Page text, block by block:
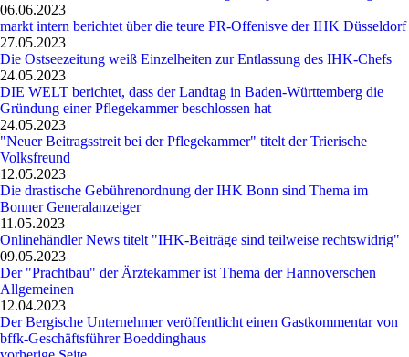
06.06.2023
markt intern berichtet über die teure PR-Offenisve der IHK Düsseldorf
27.05.2023
Die Ostseezeitung weiß Einzelheiten zur Entlassung des IHK-Chefs
24.05.2023
DIE WELT berichtet, dass der Landtag in Baden-Württemberg die
Gründung einer Pflegekammer beschlossen hat
24.05.2023
"Neuer Beitragsstreit bei der Pflegekammer" titelt der Trierische
Volksfreund
12.05.2023
Die drastische Gebührenordnung der IHK Bonn sind Thema im
Bonner Generalanzeiger
11.05.2023
Onlinehändler News titelt "IHK-Beiträge sind teilweise rechtswidrig"
09.05.2023
Der "Prachtbau" der Ärztekammer ist Thema der Hannoverschen
Allgemeinen
12.04.2023
Der Bergische Unternehmer veröffentlicht einen Gastkommentar von
bffk-Geschäftsführer Boeddinghaus